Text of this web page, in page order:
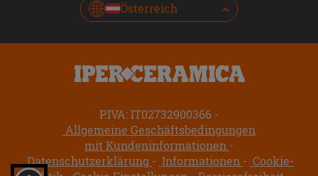
Österreich
P.IVA: IT02732900366
Allgemeine Geschäftsbedingungen
mit Kundeninformationen
Datenschutzerklärung
Informationen
Cookie-